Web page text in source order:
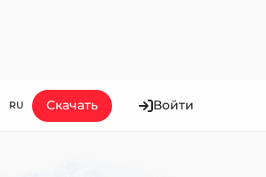
RU Скачать Войти